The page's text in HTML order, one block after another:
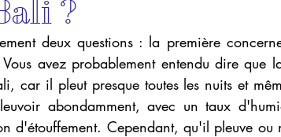
?
deux questions : la première
avez probablement entendu dire que
car il pleut presque toutes les nuits et
abondamment, avec un taux
d'étouffement. Cependant, qu'il pleuve ou